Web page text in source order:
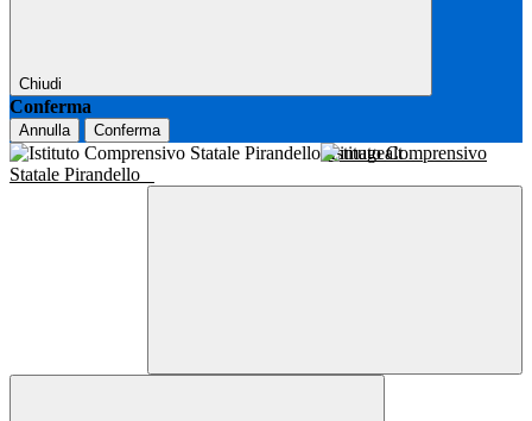
Chiudi
Conferma
Annulla Conferma
Istituto Comprensivo
Statale Pirandello